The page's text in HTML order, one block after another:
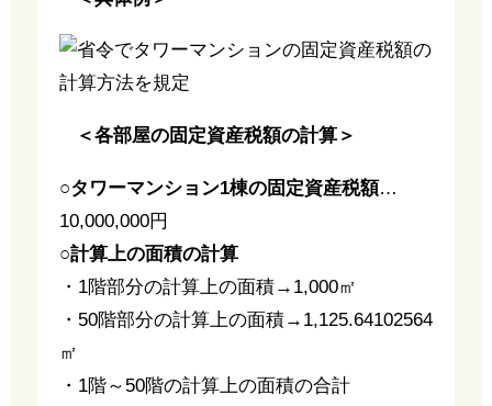
＜各部屋の固定資産税額の計算＞
○タワーマンション1棟の固定資産税額…
10,000,000円
○計算上の面積の計算
・1階部分の計算上の面積→1,000㎡
・50階部分の計算上の面積→1,125.64102564
㎡
・1階～50階の計算上の面積の合計